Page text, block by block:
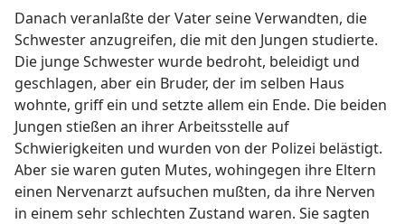
Danach veranlaßte der Vater seine Verwandten, die
Schwester anzugreifen, die mit den Jungen studierte.
Die junge Schwester wurde bedroht, beleidigt und
geschlagen, aber ein Bruder, der im selben Haus
wohnte, griff ein und setzte allem ein Ende. Die beiden
Jungen stießen an ihrer Arbeitsstelle auf
Schwierigkeiten und wurden von der Polizei belästigt.
Aber sie waren guten Mutes, wohingegen ihre Eltern
einen Nervenarzt aufsuchen mußten, da ihre Nerven
in einem sehr schlechten Zustand waren. Sie sagten